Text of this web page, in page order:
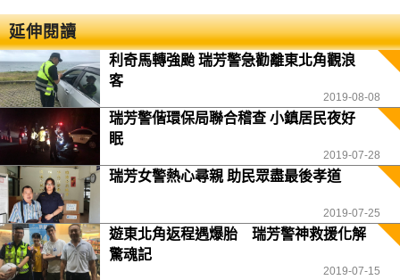
延伸閱讀
利奇馬轉強颱 瑞芳警急勸離東北角觀浪
客
2019-08-08
瑞芳警偕環保局聯合稽查 小鎮居民夜好
眠
2019-07-28
瑞芳女警熱心尋親 助民眾盡最後孝道
2019-07-25
遊東北角返程遇爆胎 瑞芳警神救援化解
驚魂記
2019-07-15